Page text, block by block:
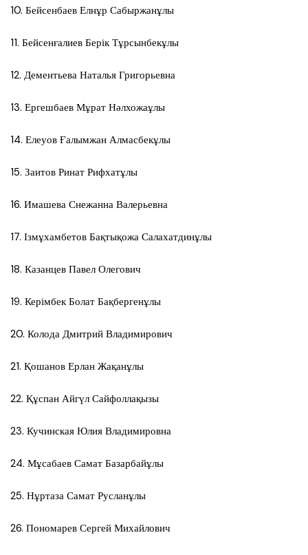
10. Бейсенбаев Елнұр Сабыржанұлы
11. Бейсенғалиев Берік Тұрсынбекұлы
12. Дементьева Наталья Григорьевна
13. Ергешбаев Мұрат Нәлхожаұлы
14. Елеуов Ғалымжан Алмасбекұлы
15. Заитов Ринат Рифхатұлы
16. Имашева Снежанна Валерьевна
17. Ізмұхамбетов Бақтықожа Салахатдинұлы
18. Казанцев Павел Олегович
19. Керімбек Болат Бақбергенұлы
20. Колода Дмитрий Владимирович
21. Қошанов Ерлан Жақанұлы
22. Құспан Айгүл Сайфоллақызы
23. Кучинская Юлия Владимировна
24. Мұсабаев Самат Базарбайұлы
25. Нұртаза Самат Русланұлы
26. Пономарев Сергей Михайлович